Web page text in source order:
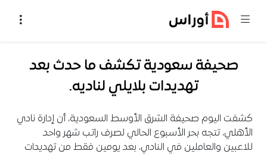
صحيفة سعودية تكشف ما حدث بعد
تهديدات بلايلي لناديه.
كشفت اليوم صحيفة الشرق الأوسط السعودية، أن إدارة نادي
الأهلي، تتجه بحر الأسبوع الحالي لصرف راتب شهر واحد
للاعبين والعاملين في النادي، بعد يومين فقط من تهديدات